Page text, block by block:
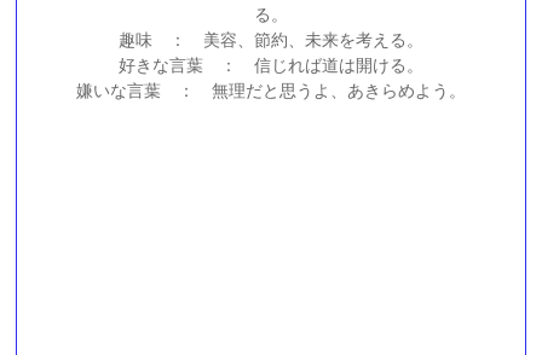
る。
趣味 ： 美容、節約、未来を考える。
好きな言葉 ： 信じれば道は開ける。
嫌いな言葉 ： 無理だと思うよ、あきらめよう。